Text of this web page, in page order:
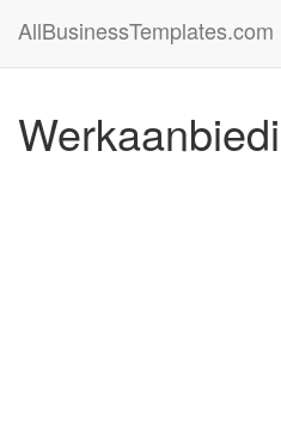
AllBusinessTemplates.com